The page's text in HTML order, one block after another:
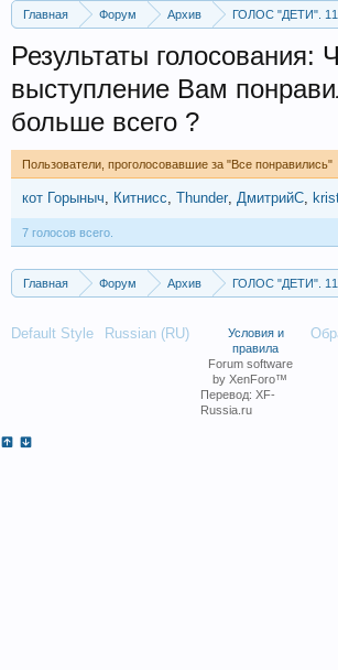
Главная Форум Архив
ГОЛОС "ДЕТИ".
Результаты голосования:
выступление Вам
больше всего ?
Пользователи, проголосовавшие за "Все понравились"
кот Горыныч Китнисс Thunder ДмитрийС
7 голосов всего.
Главная Форум Архив
ГОЛОС "ДЕТИ".
Default Style Russian (RU)
Условия и
правила
Forum software
by XenForo™
Перевод: XF-
Russia.ru